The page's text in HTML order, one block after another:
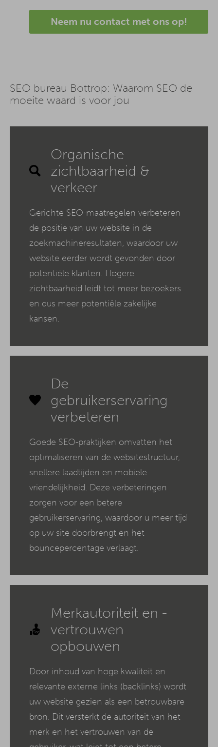
Neem nu contact met ons op!
SEO bureau Bottrop: Waarom SEO de
moeite waard is voor jou
Organische
zichtbaarheid &
verkeer
Gerichte SEO-maatregelen verbeteren
de positie van uw website in de
zoekmachineresultaten, waardoor uw
website eerder wordt gevonden door
potentiële klanten. Hogere
zichtbaarheid leidt tot meer bezoekers
en dus meer potentiële zakelijke
kansen.
De
gebruikerservaring
verbeteren
Goede SEO-praktijken omvatten het
optimaliseren van de websitestructuur,
snellere laadtijden en mobiele
vriendelijkheid. Deze verbeteringen
zorgen voor een betere
gebruikerservaring, waardoor u meer tijd
op uw site doorbrengt en het
bouncepercentage verlaagt.
Merkautoriteit en -
vertrouwen
opbouwen
Door inhoud van hoge kwaliteit en
relevante externe links (backlinks) wordt
uw website gezien als een betrouwbare
bron. Dit versterkt de autoriteit van het
merk en het vertrouwen van de